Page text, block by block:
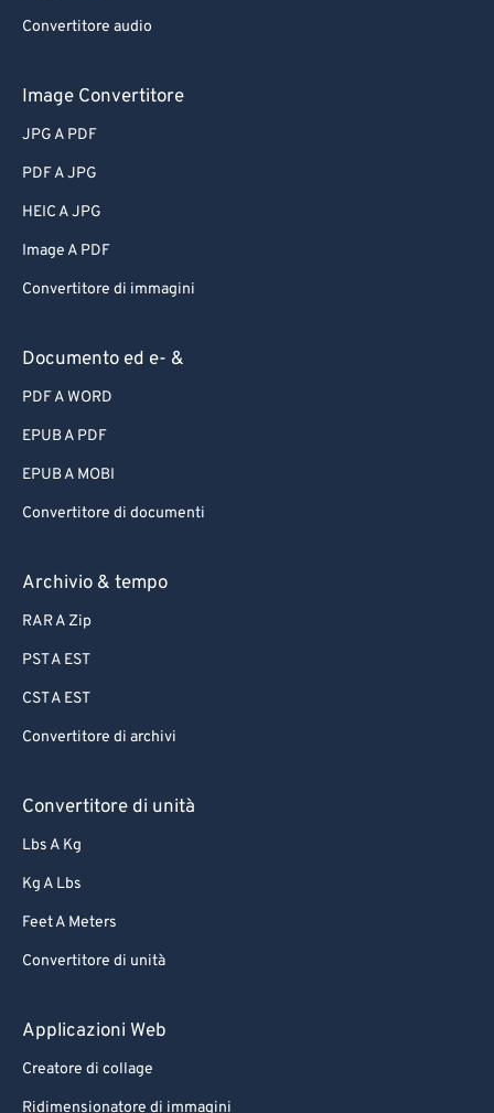
Convertitore audio
Image Convertitore
JPG A PDF
PDF A JPG
HEIC A JPG
Image A PDF
Convertitore di immagini
Documento ed e- &
PDF A WORD
EPUB A PDF
EPUB A MOBI
Convertitore di documenti
Archivio & tempo
RAR A Zip
PST A EST
CST A EST
Convertitore di archivi
Convertitore di unità
Lbs A Kg
Kg A Lbs
Feet A Meters
Convertitore di unità
Applicazioni Web
Creatore di collage
Ridimensionatore di immagini